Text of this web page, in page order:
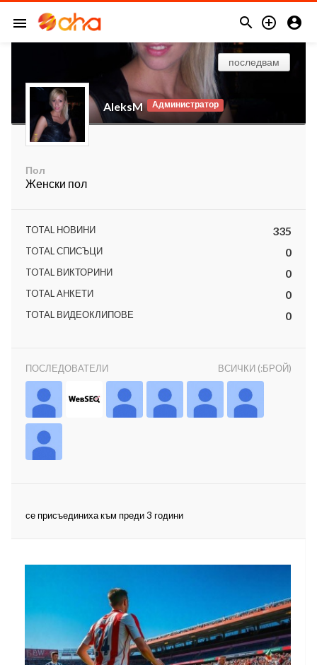
menu   
AleksM Администратор
последвам
Пол
Женски пол
TOTAL НОВИНИ 335
TOTAL СПИСЪЦИ 0
TOTAL ВИКТОРИНИ 0
TOTAL АНКЕТИ 0
TOTAL ВИДЕОКЛИПОВЕ 0
ПОСЛЕДОВАТЕЛИ ВСИЧКИ (:БРОЙ)
се присъединиха към преди 3 години